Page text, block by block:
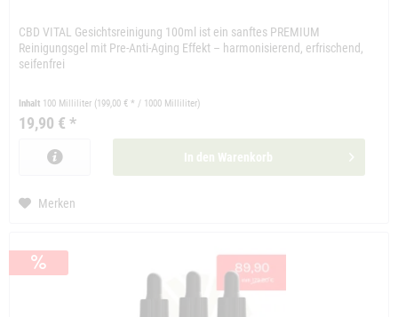
CBD VITAL Gesichtsreinigung 100ml ist ein sanftes PREMIUM
Reinigungsgel mit Pre-Anti-Aging Effekt – harmonisierend, erfrischend,
seifenfrei
Inhalt 100 Milliliter (199,00 € * / 1000 Milliliter)
19,90 € *
In den Warenkorb
Merken